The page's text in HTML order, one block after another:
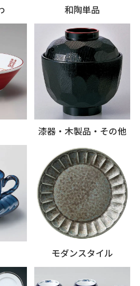
和陶単品
漆器・木製品・その他
モダンスタイル